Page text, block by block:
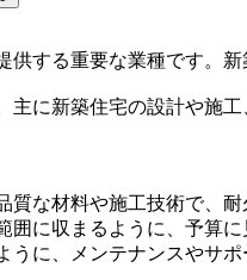
する重要な業種です。
に新築住宅の設計や施
な材料や施工技術で、
に収まるように、予算
うに、メンテナンスやサ